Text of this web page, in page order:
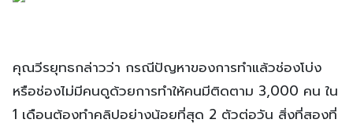
คุณวีรยุทธกล่าวว่า กรณีปัญหาของการทำแล้วช่องโบ่ง
หรือช่องไม่มีคนดูด้วยการทำให้คนมีติดตาม 3,000 คน ใน
1 เดือนต้องทำคลิปอย่างน้อยที่สุด 2 ตัวต่อวัน สิ่งที่สองที่